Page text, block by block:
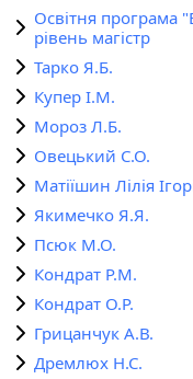
Освітня програма
рівень магістр
Тарко Я.Б.
Купер І.М.
Мороз Л.Б.
Овецький С.О.
Матіїшин Лілія
Якимечко Я.Я.
Псюк М.О.
Кондрат Р.М.
Кондрат О.Р.
Грицанчук А.В.
Дремлюх Н.С.